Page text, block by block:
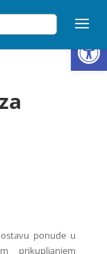
ponude u
prikupljanjem